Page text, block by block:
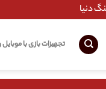
دنیا
تجهیزات بازی با